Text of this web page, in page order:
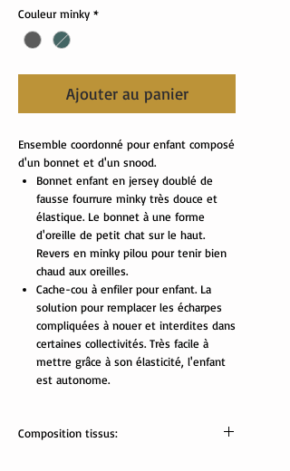
Couleur minky *
Ajouter au panier
Ensemble coordonné pour enfant composé
d'un bonnet et d'un snood.
Bonnet enfant en jersey doublé de
fausse fourrure minky très douce et
élastique. Le bonnet à une forme
d'oreille de petit chat sur le haut.
Revers en minky pilou pour tenir bien
chaud aux oreilles.
Cache-cou à enfiler pour enfant. La
solution pour remplacer les écharpes
compliquées à nouer et interdites dans
certaines collectivités. Très facile à
mettre grâce à son élasticité, l'enfant
est autonome.
Composition tissus: